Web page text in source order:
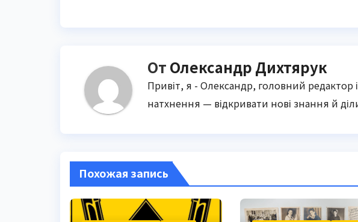
От Олександр Дихтярук
Привіт, я - Олександр, головний
натхнення — відкривати нові знання й
Похожая запись